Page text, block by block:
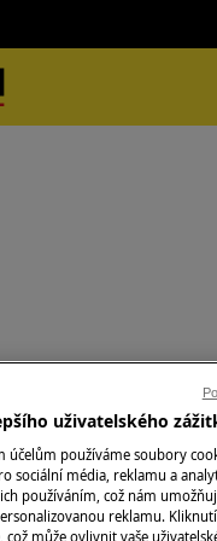
uživatelského
účelům používáme soubory
sociální média, reklamu a
používáním, což nám
reklamu.
může ovlivnit vaše